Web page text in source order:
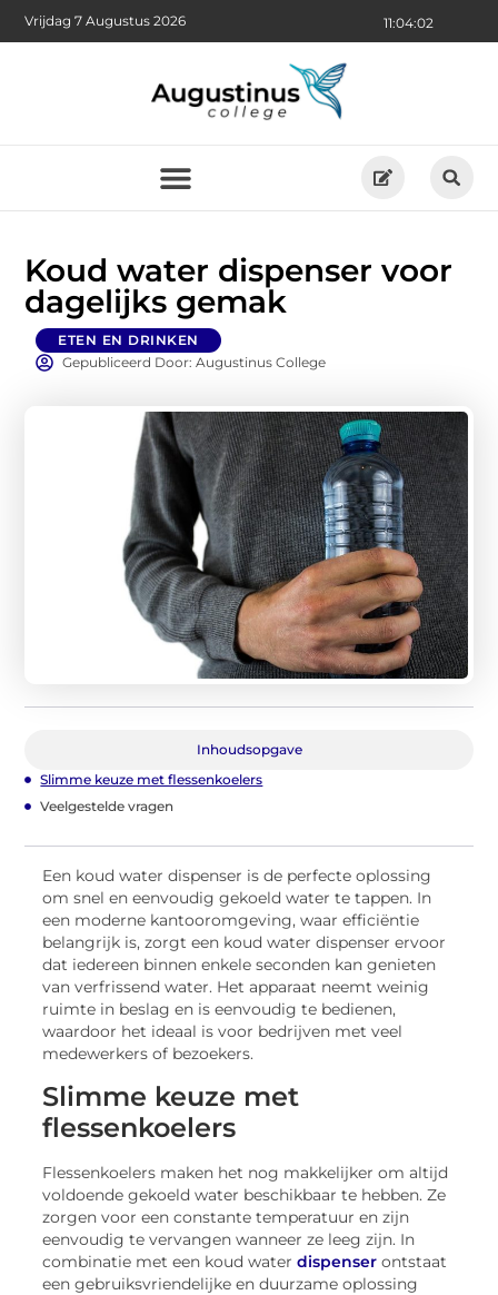
11:04:03
Vrijdag 7 Augustus 2026
Koud water dispenser voor
dagelijks gemak
ETEN EN DRINKEN
Gepubliceerd Door: Augustinus College
Inhoudsopgave
Slimme keuze met flessenkoelers
Veelgestelde vragen
Een koud water dispenser is de perfecte oplossing
om snel en eenvoudig gekoeld water te tappen. In
een moderne kantooromgeving, waar efficiëntie
belangrijk is, zorgt een koud water dispenser ervoor
dat iedereen binnen enkele seconden kan genieten
van verfrissend water. Het apparaat neemt weinig
ruimte in beslag en is eenvoudig te bedienen,
waardoor het ideaal is voor bedrijven met veel
medewerkers of bezoekers.
Slimme keuze met
flessenkoelers
Flessenkoelers maken het nog makkelijker om altijd
voldoende gekoeld water beschikbaar te hebben. Ze
zorgen voor een constante temperatuur en zijn
eenvoudig te vervangen wanneer ze leeg zijn. In
combinatie met een koud waterdispenser ontstaat
een gebruiksvriendelijke en duurzame oplossing